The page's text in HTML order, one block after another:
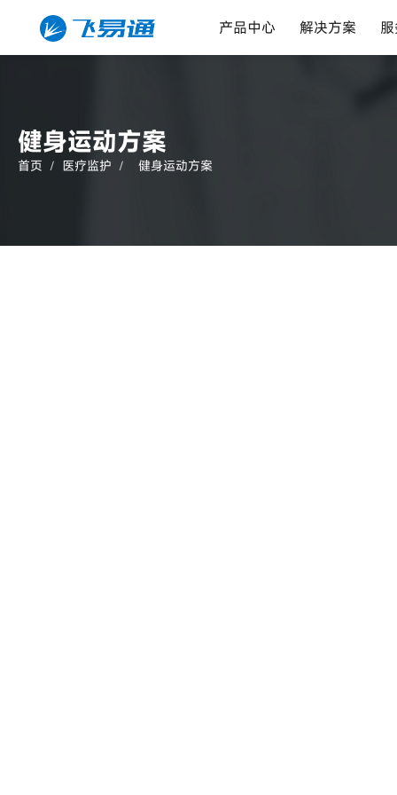
产品中心 解决方案
健身运动方案
首页 / 医疗监护 / 健身运动方案